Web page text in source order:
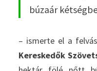
búzaár
– ismerte el a
Kereskedők